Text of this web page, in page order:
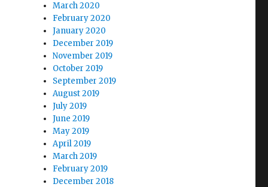
March 2020
February 2020
January 2020
December 2019
November 2019
October 2019
September 2019
August 2019
July 2019
June 2019
May 2019
April 2019
March 2019
February 2019
December 2018